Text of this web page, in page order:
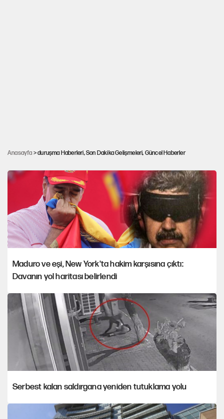
Anasayfa > duruşma Haberleri, Son Dakika Gelişmeleri, Güncel Haberler
girmeden savunma yapmasını istiyorum
Maduro ve eşi, New York'ta hakim karşısına çıktı:
Davanın yol haritası belirlendi
Serbest kalan saldırgana yeniden tutuklama yolu